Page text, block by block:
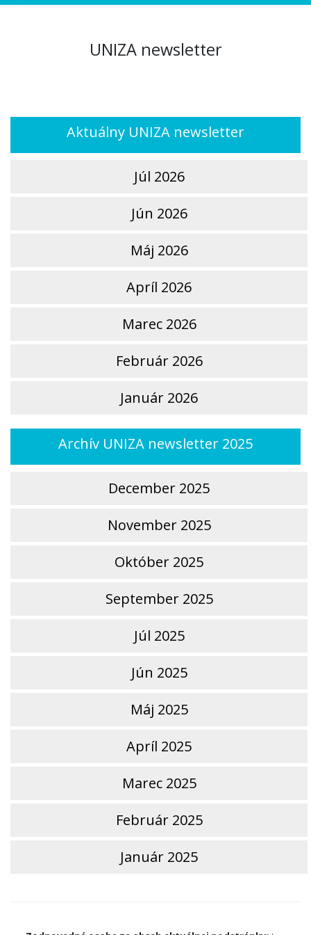
UNIZA newsletter
Aktuálny UNIZA newsletter
Júl 2026
Jún 2026
Máj 2026
Apríl 2026
Marec 2026
Február 2026
Január 2026
Archív UNIZA newsletter 2025
December 2025
November 2025
Október 2025
September 2025
Júl 2025
Jún 2025
Máj 2025
Apríl 2025
Marec 2025
Február 2025
Január 2025